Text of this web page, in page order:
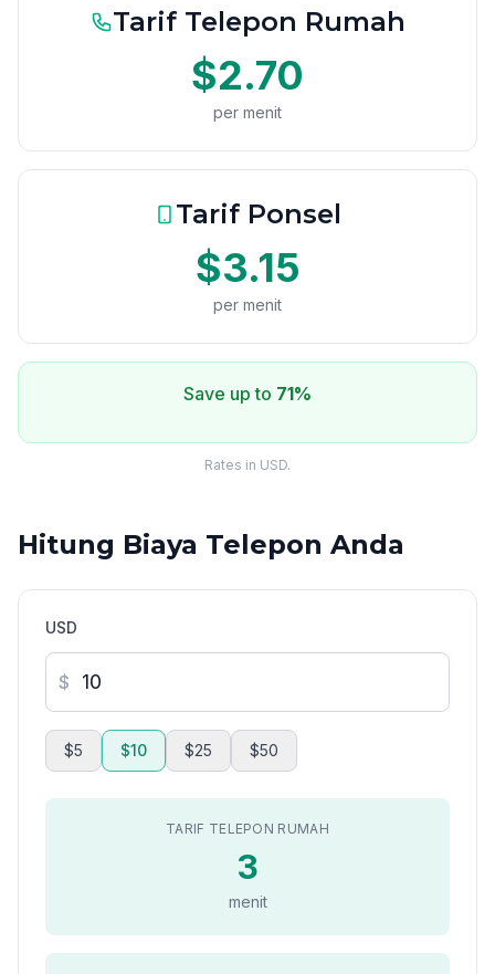
Tarif Telepon Rumah
$2.70
per menit
Tarif Ponsel
$3.15
per menit
Save up to 71%
Rates in USD.
Hitung Biaya Telepon Anda
USD
$
$5 $10 $25 $50
TARIF TELEPON RUMAH
3
menit